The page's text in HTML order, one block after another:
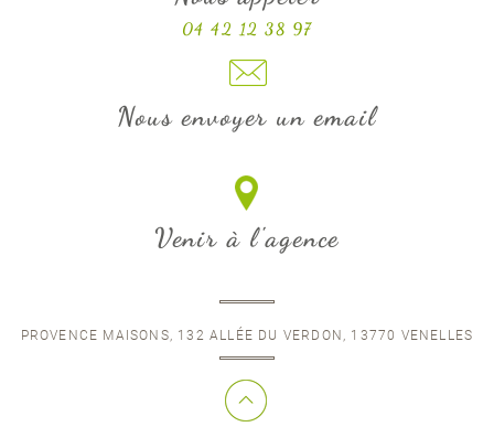
04 42 12 38 97
Nous envoyer un email
Venir à l'agence
PROVENCE MAISONS, 132 ALLÉE DU VERDON, 13770 VENELLES